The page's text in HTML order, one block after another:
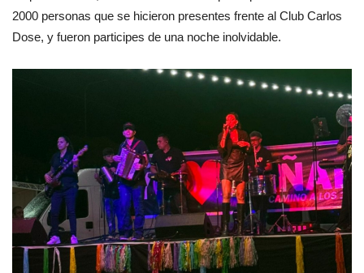
2000 personas que se hicieron presentes frente al Club Carlos
Dose, y fueron participes de una noche inolvidable.